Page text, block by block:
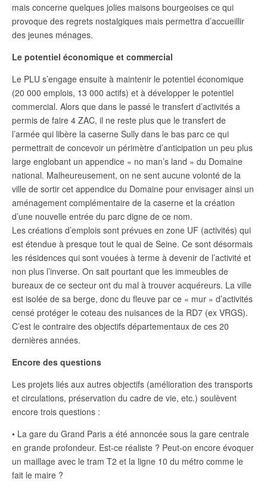
mais concerne quelques jolies maisons bourgeoises ce qui
provoque des regrets nostalgiques mais permettra d’accueillir
des jeunes ménages.
Le potentiel économique et commercial
Le PLU s’engage ensuite à maintenir le potentiel économique
(20 000 emplois, 13 000 actifs) et à développer le potentiel
commercial. Alors que dans le passé le transfert d’activités a
permis de faire 4 ZAC, il ne reste plus que le transfert de
l’armée qui libère la caserne Sully dans le bas parc ce qui
permettrait de concevoir un périmètre d’anticipation un peu plus
large englobant un appendice « no man’s land » du Domaine
national. Malheureusement, on ne sent aucune volonté de la
ville de sortir cet appendice du Domaine pour envisager ainsi un
aménagement complémentaire de la caserne et la création
d’une nouvelle entrée du parc digne de ce nom.
Les créations d’emplois sont prévues en zone UF (activités) qui
est étendue à presque tout le quai de Seine. Ce sont désormais
les résidences qui sont vouées à terme à devenir de l’activité et
non plus l’inverse. On sait pourtant que les immeubles de
bureaux de ce secteur ont du mal à trouver acquéreurs. La ville
est isolée de sa berge, donc du fleuve par ce « mur » d’activités
censé protéger le coteau des nuisances de la RD7 (ex VRGS).
C’est le contraire des objectifs départementaux de ces 20
dernières années.
Encore des questions
Les projets liés aux autres objectifs (amélioration des transports
et circulations, préservation du cadre de vie, etc.) soulèvent
encore trois questions :
• La gare du Grand Paris a été annoncée sous la gare centrale
en grande profondeur. Est-ce réaliste ? Peut-on encore évoquer
un maillage avec le tram T2 et la ligne 10 du métro comme le
fait le maire ?